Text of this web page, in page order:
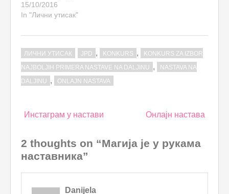
15/10/2016
In "Лични утисак"
ЛИЧНИ УТИСАК JPD , KONKURS ,
KONKURS ZA IZBOR
NAJBOLJIH PRIMERA NASTAVE NA DALJINU ,
NASTAVA NA
DALJINU , ONLAJN NASTAVA
Post
Инстаграм у настави Онлајн настава
2 thoughts on “Магија је у рукама
наставника”
Danijela